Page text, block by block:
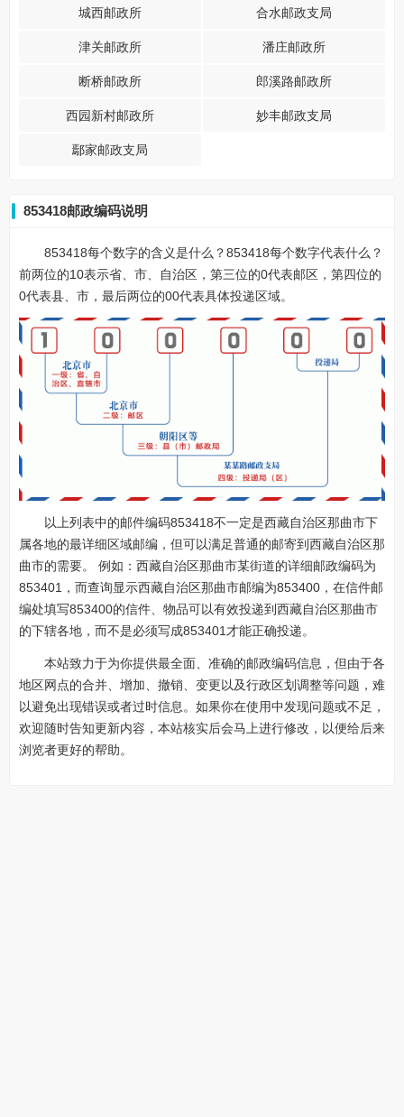
城西邮政所 合水邮政支局
津关邮政所 潘庄邮政所
断桥邮政所 郎溪路邮政所
西园新村邮政所 妙丰邮政支局
鄢家邮政支局
853418邮政编码说明
853418每个数字的含义是什么？853418每个数字代表什么？
前两位的10表示省、市、自治区，第三位的0代表邮区，第四位的
0代表县、市，最后两位的00代表具体投递区域。
以上列表中的邮件编码853418不一定是西藏自治区那曲市下
属各地的最详细区域邮编，但可以满足普通的邮寄到西藏自治区那
曲市的需要。 例如：西藏自治区那曲市某街道的详细邮政编码为
853401，而查询显示西藏自治区那曲市邮编为853400，在信件邮
编处填写853400的信件、物品可以有效投递到西藏自治区那曲市
的下辖各地，而不是必须写成853401才能正确投递。
本站致力于为你提供最全面、准确的邮政编码信息，但由于各
地区网点的合并、增加、撤销、变更以及行政区划调整等问题，难
以避免出现错误或者过时信息。如果你在使用中发现问题或不足，
欢迎随时告知更新内容，本站核实后会马上进行修改，以便给后来
浏览者更好的帮助。